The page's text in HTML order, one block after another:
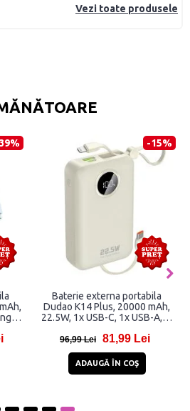
Vezi toate produsele
-15%
Baterie externa portabila
Dudao K14 Plus, 20000 mAh,
22.5W, 1x USB-C, 1x USB-A,1x
Lightning, Quick Charging, Bej
96,99 Lei 81,99 Lei
ADAUGĂ ÎN COŞ